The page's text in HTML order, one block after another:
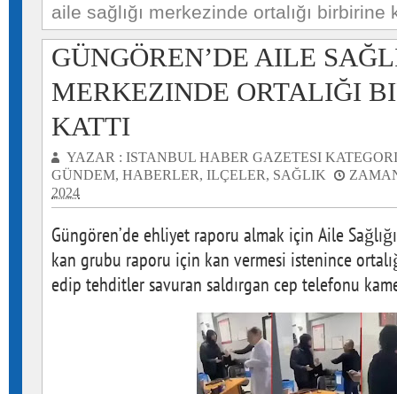
aile sağlığı merkezinde ortalığı birbirine
GÜNGÖREN’DE AILE
MERKEZINDE ORTALIĞI
KATTI
YAZAR : ISTANBUL HABER GAZETESI
GÜNDEM, HABERLER, ILÇELER, SAĞLIK
2024
Güngören’de ehliyet raporu almak için Aile
kan grubu raporu için kan vermesi istenince
edip tehditler savuran saldırgan cep telefonu